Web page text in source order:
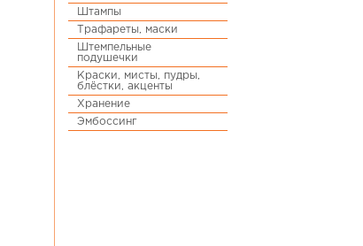
Штампы
Трафареты, маски
Штемпельные
подушечки
Краски, мисты, пудры,
блёстки, акценты
Хранение
Эмбоссинг